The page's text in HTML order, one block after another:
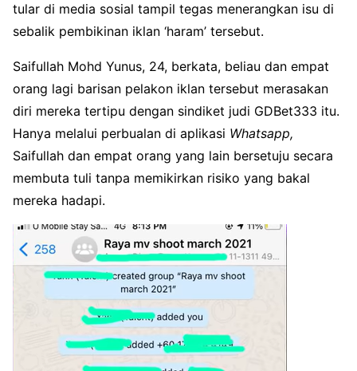
tular di media sosial tampil tegas menerangkan isu di
sebalik pembikinan iklan ‘haram’ tersebut.
Saifullah Mohd Yunus, 24, berkata, beliau dan empat
orang lagi barisan pelakon iklan tersebut merasakan
diri mereka tertipu dengan sindiket judi GDBet333 itu.
Hanya melalui perbualan di aplikasi Whatsapp,
Saifullah dan empat orang yang lain bersetuju secara
membuta tuli tanpa memikirkan risiko yang bakal
mereka hadapi.